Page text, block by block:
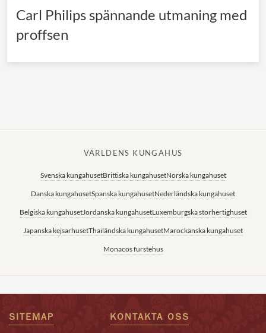
Carl Philips spännande utmaning med
proffsen
VÄRLDENS KUNGAHUS
Svenska kungahusetBrittiska kungahusetNorska kungahuset
Danska kungahusetSpanska kungahusetNederländska kungahuset
Belgiska kungahusetJordanska kungahusetLuxemburgska storhertighuset
Japanska kejsarhusetThailändska kungahusetMarockanska kungahuset
Monacos furstehus
SITEMAP KONTAKTA OSS